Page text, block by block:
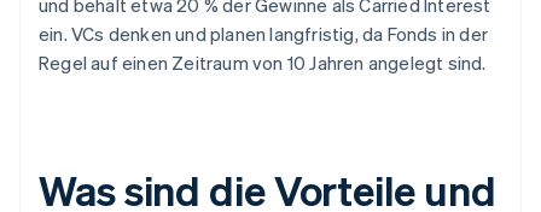
und behält etwa 20 % der Gewinne als Carried Interest
ein. VCs denken und planen langfristig, da Fonds in der
Regel auf einen Zeitraum von 10 Jahren angelegt sind.
Was sind die Vorteile und